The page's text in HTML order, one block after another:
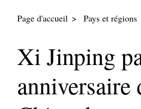
Page d'accueil Pays et régions
Xi Jinping
anniversaire